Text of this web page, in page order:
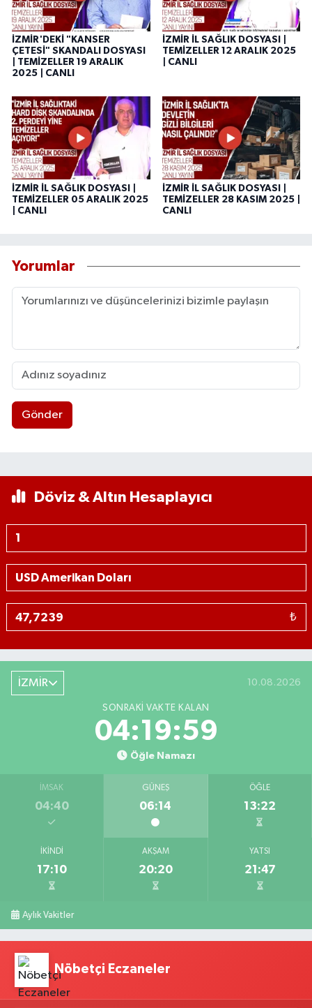
İZMİR'DEKİ "KANSER
ÇETESİ" SKANDALI DOSYASI
| TEMİZELLER 19 ARALIK
2025 | CANLI
İZMİR İL SAĞLIK DOSYASI |
TEMİZELLER 12 ARALIK 2025
| CANLI
İZMİR İL SAĞLIK DOSYASI |
TEMİZELLER 05 ARALIK 2025
| CANLI
İZMİR İL SAĞLIK DOSYASI |
TEMİZELLER 28 KASIM 2025 |
CANLI
Yorumlar
Gönder
Döviz & Altın Hesaplayıcı
₺
İZMİR 10.08.2026
SONRAKI VAKTE KALAN
04:19:58
Öğle Namazı
İMSAK
04:40
GÜNEŞ
06:14
ÖĞLE
13:22
İKINDI
17:10
AKŞAM
20:20
YATSI
21:47
Aylık Vakitler
Nöbetçi Eczaneler